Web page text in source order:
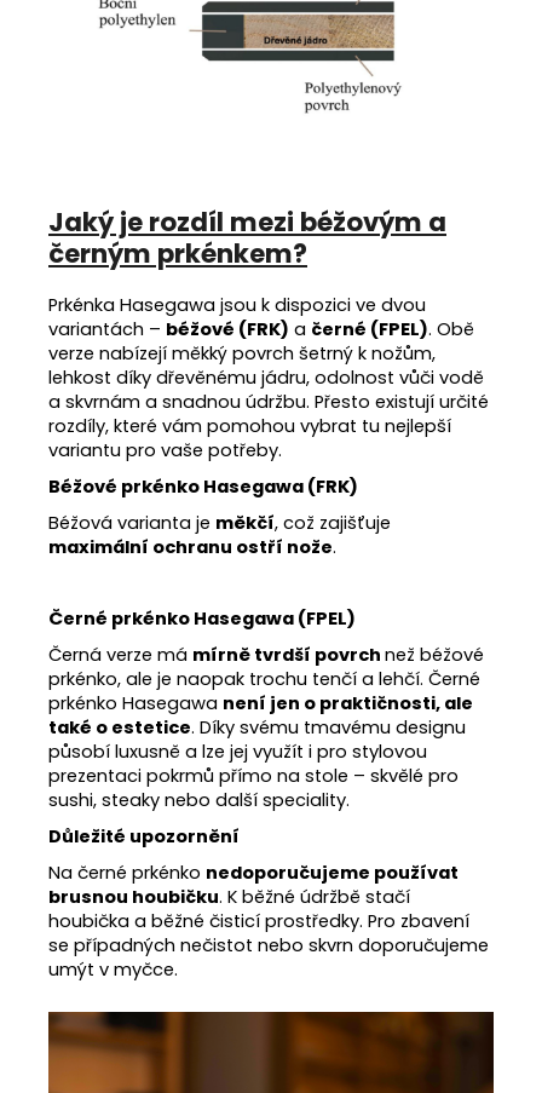
Jaký je rozdíl mezi béžovým a
černým prkénkem?
Prkénka Hasegawa jsou k dispozici ve dvou
variantách – béžové (FRK) a černé (FPEL). Obě
verze nabízejí měkký povrch šetrný k nožům,
lehkost díky dřevěnému jádru, odolnost vůči vodě
a skvrnám a snadnou údržbu. Přesto existují určité
rozdíly, které vám pomohou vybrat tu nejlepší
variantu pro vaše potřeby.
Béžové prkénko Hasegawa (FRK)
Béžová varianta je měkčí, což zajišťuje
maximální ochranu ostří nože.
Černé prkénko Hasegawa (FPEL)
Černá verze má mírně tvrdší povrch než béžové
prkénko, ale je naopak trochu tenčí a lehčí. Černé
prkénko Hasegawa není jen o praktičnosti, ale
také o estetice. Díky svému tmavému designu
působí luxusně a lze jej využít i pro stylovou
prezentaci pokrmů přímo na stole – skvělé pro
sushi, steaky nebo další speciality.
Důležité upozornění
Na černé prkénko nedoporučujeme používat
brusnou houbičku. K běžné údržbě stačí
houbička a běžné čisticí prostředky. Pro zbavení
se případných nečistot nebo skvrn doporučujeme
umýt v myčce.